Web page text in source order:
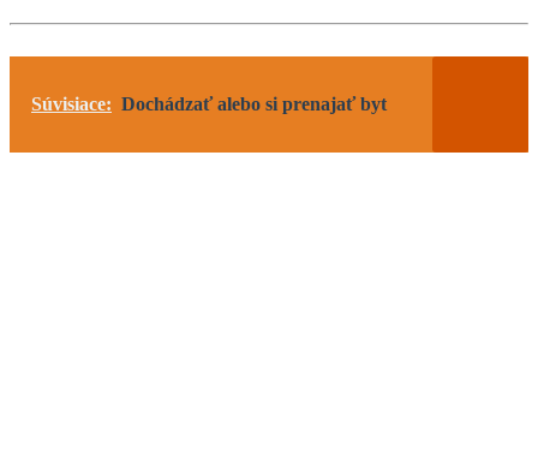
Súvisiace: Dochádzať alebo si prenajať byt